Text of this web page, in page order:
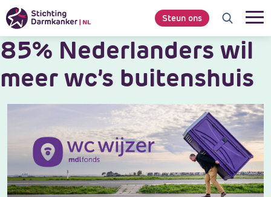
Steun ons
85% Nederlanders wil
meer wc’s buitenshuis